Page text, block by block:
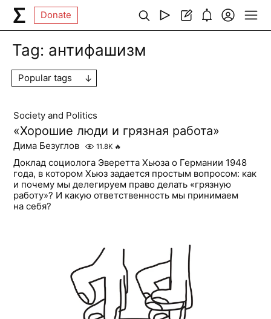
Donate
Tag: антифашизм
Popular tags
Society and Politics
«Хорошие люди и грязная работа»
Дима Безуглов 11.8K 🔥
Доклад социолога Эверетта Хьюза о Германии 1948
года, в котором Хьюз задается простым вопросом: как
и почему мы делегируем право делать «грязную
работу»? И какую ответственность мы принимаем
на себя?